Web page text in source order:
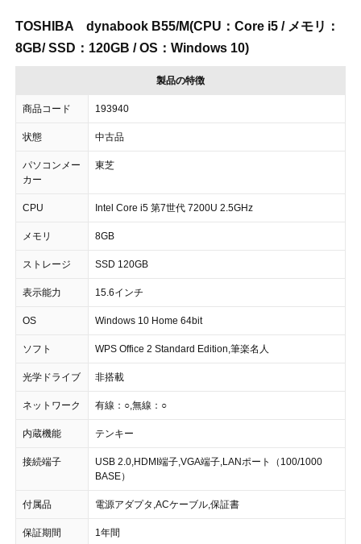
TOSHIBA dynabook B55/M(CPU：Core i5 / メモリ：
8GB/ SSD：120GB / OS：Windows 10)
製品の特徴
商品コード 193940
状態 中古品
パソコンメー
カー
東芝
CPU Intel Core i5 第7世代 7200U 2.5GHz
メモリ 8GB
ストレージ SSD 120GB
表示能力 15.6インチ
OS Windows 10 Home 64bit
ソフト WPS Office 2 Standard Edition,筆楽名人
光学ドライブ 非搭載
ネットワーク 有線：○,無線：○
内蔵機能 テンキー
接続端子
USB 2.0,HDMI端子,VGA端子,LANポート（100/1000
BASE）
付属品 電源アダプタ,ACケーブル,保証書
保証期間 1年間